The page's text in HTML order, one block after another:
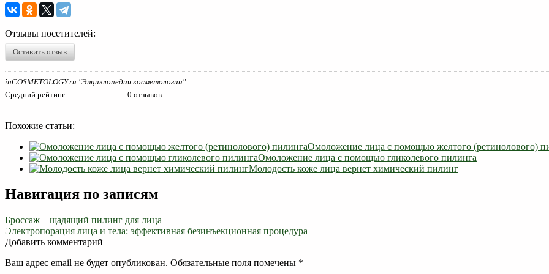
Отзывы посетителей:
Оставить отзыв
inCOSMETOLOGY.ru "Энциклопедия косметологии"
Средний рейтинг:
0 отзывов
Похожие статьи:
Омоложение лица с помощью желтого (ретинолового)
Омоложение лица с помощью гликолевого пилинга
Молодость коже лица вернет химический пилинг
Навигация по записям
Броссаж – щадящий пилинг для лица
Электропорация лица и тела: эффективная безинъекционная процедура
Добавить комментарий
Ваш адрес email не будет опубликован. Обязательные поля помечены *